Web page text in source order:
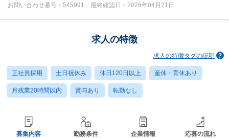
お問い合わせ番号：545991 最終確認日：2026年04月21日
求人の特徴
求人の特徴タグの説明
正社員採用 土日祝休み 休日120日以上 産休・育休あり
月残業20時間以内 賞与あり 転勤なし
募集内容 勤務条件 企業情報 応募の流れ